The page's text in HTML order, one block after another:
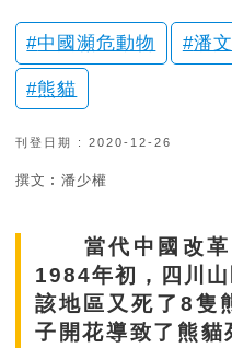
中國瀕危動物 潘
熊貓
刊登日期 : 2020-12-26
撰文︰潘少權
當代中國改革
1984年初，四川
該地區又死了8隻
子開花導致了熊貓